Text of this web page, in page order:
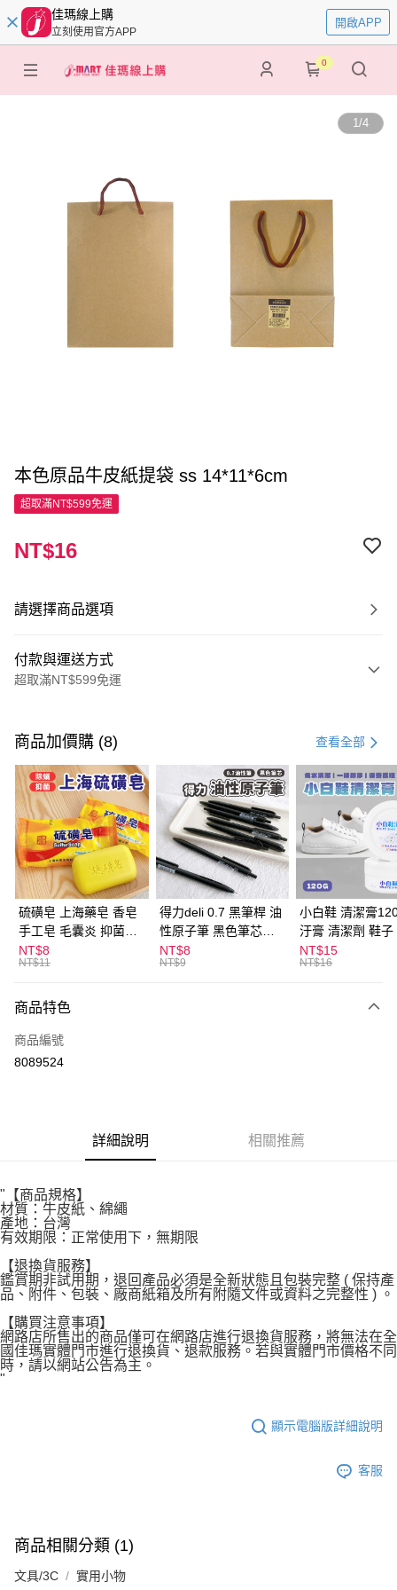
佳瑪線上購
立刻使用官方APP
開啟APP
0
1/4
本色原品牛皮紙提袋 ss 14*11*6cm
超取滿NT$599免運
NT$16
請選擇商品選項
付款與運送方式
超取滿NT$599免運
信用卡一次付款
超商取貨付款
LINE Pay
Apple Pay
街口支付
悠遊付
ATM付款
全家取貨付款
每筆NT$60，滿NT$599(含以上)免運費
付款後全家取貨
每筆NT$60，滿NT$599(含以上)免運費
每筆NT$60，滿NT$599(含以上)免運費
宅配
每筆NT$120，滿NT$1,999(含以上)免運費
商品加價購 (8) 查看全部
硫磺皂 上海藥皂 香皂
手工皂 毛囊炎 抑菌除
蟎 清潔護膚 去油去痘
寵物皮膚病 狗狗貓咪
NT$8
NT$11
得力deli 0.7 黑筆桿 油
性原子筆 黑色筆芯
S304
NT$8
NT$9
小白鞋 清潔膏
汙膏 清潔劑 鞋子
漬 白皮鞋 鞋油
NT$15
NT$16
商品特色
商品編號
8089524
詳細說明 相關推薦
"【商品規格】
材質：牛皮紙、綿繩
產地：台灣
有效期限：正常使用下，無期限
【退換貨服務】
鑑賞期非試用期，退回產品必須是全新狀態且包裝完整 ( 保持產
品、附件、包裝、廠商紙箱及所有附隨文件或資料之完整性 ) 。
【購買注意事項】
網路店所售出的商品僅可在網路店進行退換貨服務，將無法在全
國佳瑪實體門市進行退換貨、退款服務。若與實體門市價格不同
時，請以網站公告為主。
"
顯示電腦版詳細說明
客服
商品相關分類 (1)
文具/3C 實用小物